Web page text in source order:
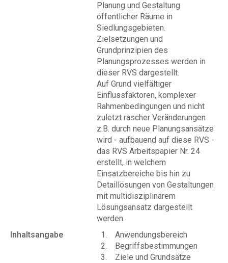
Planung und Gestaltung
öffentlicher Räume in
Siedlungsgebieten.
Zielsetzungen und
Grundprinzipien des
Planungsprozesses werden in
dieser RVS dargestellt.
Auf Grund vielfältiger
Einflussfaktoren, komplexer
Rahmenbedingungen und nicht
zuletzt rascher Veränderungen
z.B. durch neue Planungsansätze
wird - aufbauend auf diese RVS -
das RVS Arbeitspapier Nr. 24
erstellt, in welchem
Einsatzbereiche bis hin zu
Detaillösungen von Gestaltungen
mit multidisziplinärem
Lösungsansatz dargestellt
werden.
Inhaltsangabe
1. Anwendungsbereich
2. Begriffsbestimmungen
3. Ziele und Grundsätze